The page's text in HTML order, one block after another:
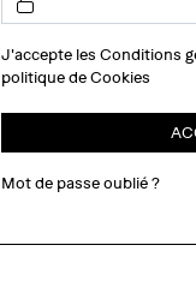
J'accepte lesConditions
politique de Cookies
Mot de passe oublié ?